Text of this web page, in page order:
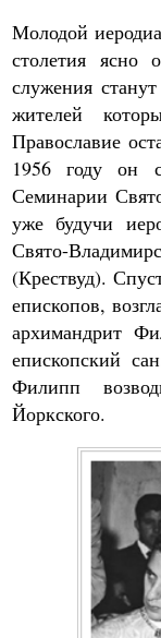
Молодой
столетия ясно
служения
жителей
Православие
1956 году он
Семинарии
уже будучи
Свято-
(Крествуд).
епископов,
архимандрит
епископский
Филипп
Йоркского.